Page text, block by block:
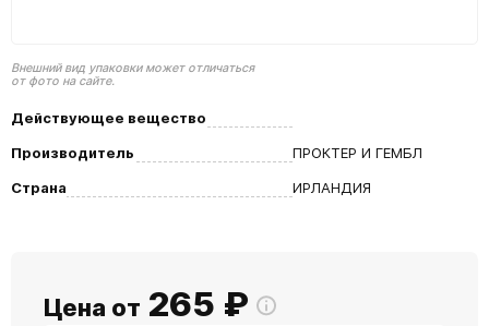
Внешний вид упаковки может отличаться
от фото на сайте.
Действующее вещество
Производитель
ПРОКТЕР И ГЕМБЛ
Страна
ИРЛАНДИЯ
Цена от 265 ₽